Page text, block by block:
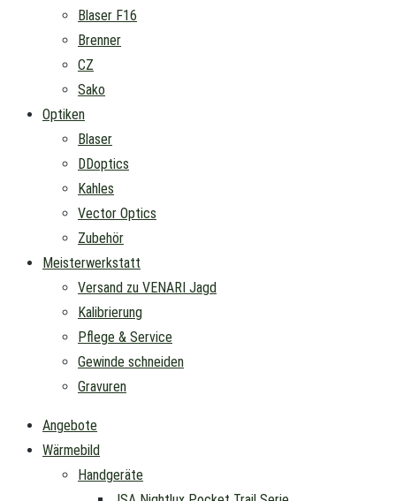
Blaser F16
Brenner
CZ
Sako
Optiken
Blaser
DDoptics
Kahles
Vector Optics
Zubehör
Meisterwerkstatt
Versand zu VENARI Jagd
Kalibrierung
Pflege & Service
Gewinde schneiden
Gravuren
Angebote
Wärmebild
Handgeräte